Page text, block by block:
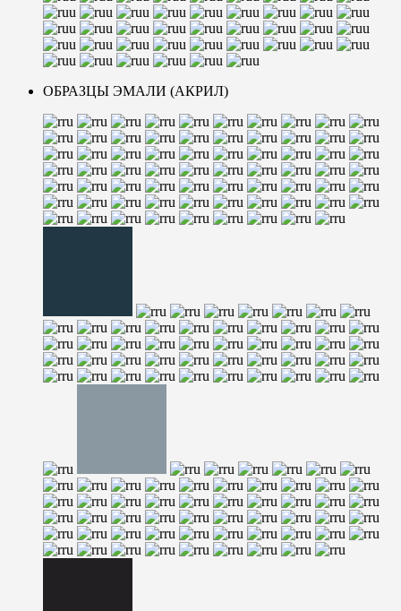
ОБРАЗЦЫ ЭМАЛИ (АКРИЛ)